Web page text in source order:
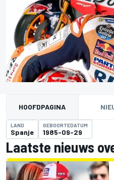
HOOFDPAGINA
LAND
Spanje
GEBOORTEDATUM
1985-09-29
Laatste nieuws